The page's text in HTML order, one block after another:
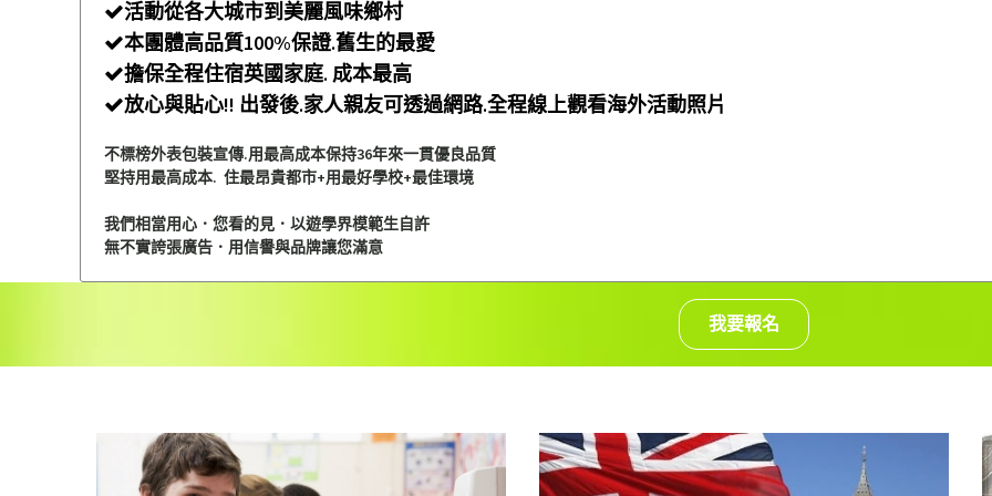
活動從各大城市到美麗風味鄉村
本團體高品質100%保證.舊生的最愛
擔保全程住宿英國家庭. 成本最高
放心與貼心!! 出發後.家人親友可透過網路.全程線上觀看海外活動照片
不標榜外表包裝宣傳.用最高成本保持36年來一貫優良品質
堅持用最高成本. 住最昂貴都市+用最好學校+最佳環境
我們相當用心．您看的見．以遊學界模範生自許
無不實誇張廣告．用信譽與品牌讓您滿意
我要報名